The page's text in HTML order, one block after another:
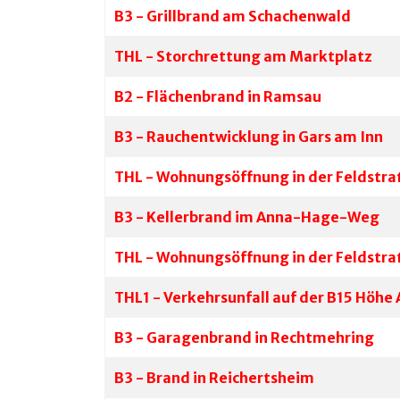
B3 - Grillbrand am Schachenwald
THL - Storchrettung am Marktplatz
B2 - Flächenbrand in Ramsau
B3 - Rauchentwicklung in Gars am Inn
THL - Wohnungsöffnung in der
B3 - Kellerbrand im Anna-Hage-Weg
THL - Wohnungsöffnung in der
THL1 - Verkehrsunfall auf der B15 Höhe
B3 - Garagenbrand in Rechtmehring
B3 - Brand in Reichertsheim